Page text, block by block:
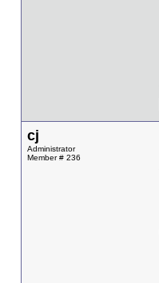
cj
Administrator
Member # 236